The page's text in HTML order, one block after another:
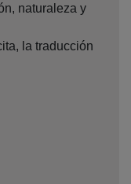
naturaleza y
la traducción